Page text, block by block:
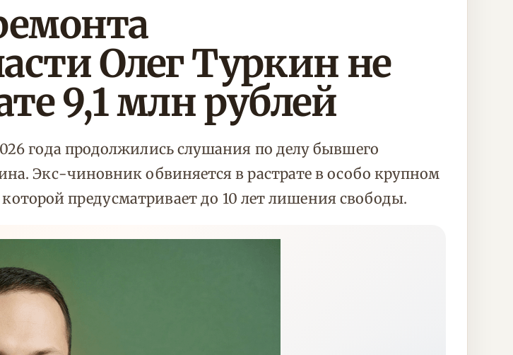
Олег Туркин не
9,1 млн рублей
года продолжились слушания по делу бывшего
Экс-чиновник обвиняется в растрате в особо крупном
предусматривает до 10 лет лишения свободы.